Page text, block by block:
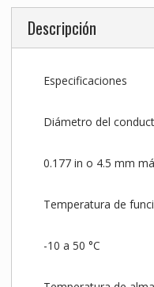
Descripción
Especificaciones
Diámetro del
0.177 in o 4.5 mm
Temperatura de
-10 a 50 °C